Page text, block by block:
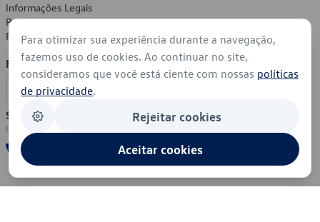
Informações Legais
Política de Privacidade
Política de Cookies
Formas de Pagamento
Segurança
Para otimizar sua experiência durante a navegação,
fazemos uso de cookies. Ao continuar no site,
consideramos que você está ciente com nossas políticas
de privacidade.
Rejeitar cookies
Aceitar cookies